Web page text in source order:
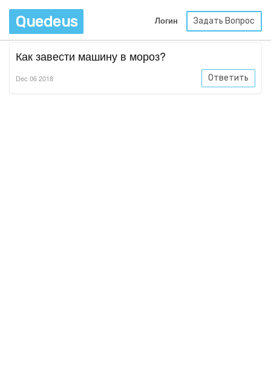
Quedeus Логин Задать Вопрос
Как завести машину в мороз?
Dec 06 2018 Ответить